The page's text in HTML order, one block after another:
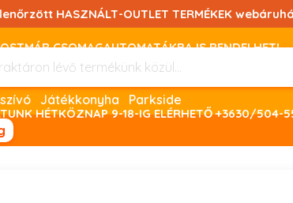
HASZNÁLT-OUTLET TERMÉKEK
CSOMAGAUTOMATÁKBA IS RENDELHET!
LEHETSÉGES, SZÜKSÉG
HÉTKÖZNAP 9-18-IG ELÉRHETŐ +3630/504-
Játékkonyha Parkside